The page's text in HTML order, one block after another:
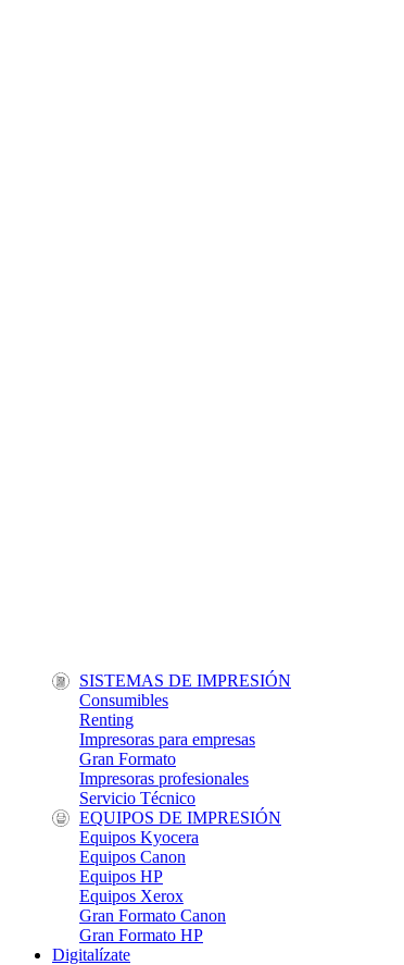
SISTEMAS DE IMPRESIÓN
Consumibles
Renting
Impresoras para empresas
Gran Formato
Impresoras profesionales
Servicio Técnico
EQUIPOS DE IMPRESIÓN
Equipos Kyocera
Equipos Canon
Equipos HP
Equipos Xerox
Gran Formato Canon
Gran Formato HP
Digitalízate